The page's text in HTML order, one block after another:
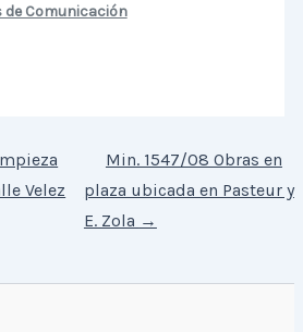
de Comunicación
Velez
Min. 1547/08 Obras en
plaza ubicada en Pasteur y
E. Zola →